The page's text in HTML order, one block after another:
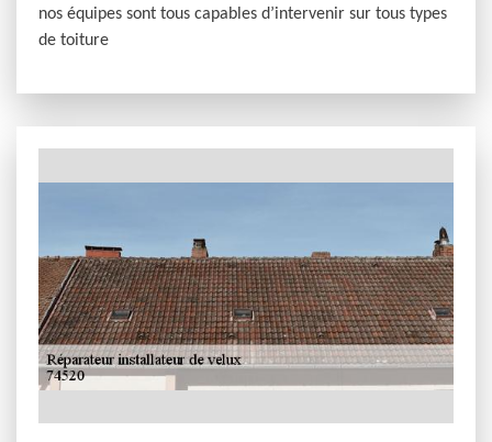
nos équipes sont tous capables d’intervenir sur tous types
de toiture